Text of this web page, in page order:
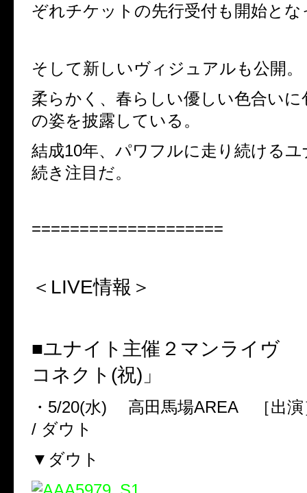
ぞれチケットの先行受付も開始とな
そして新しいヴィジュアルも公開。
柔らかく、春らしい優しい色合いに
の姿を披露している。
結成10年、パワフルに走り続ける
続き注目だ。
====================
＜LIVE情報＞
■ユナイト主催２マンライヴ
コネクト (祝) 」
・ 5/20(水) 高田馬場AREA［出演
/ ダウト
▼ダウト